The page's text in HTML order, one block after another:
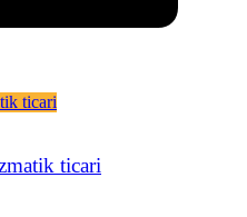
ticari